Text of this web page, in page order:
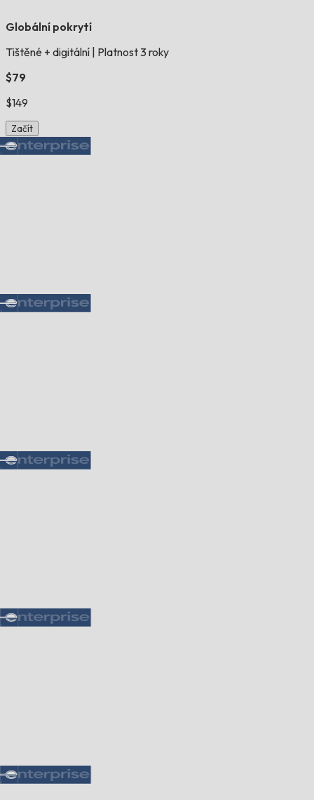
Globální pokrytí
Tištěné + digitální Platnost 3 roky
$79
$149
Začít